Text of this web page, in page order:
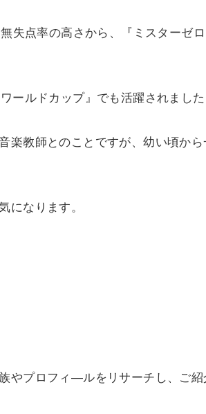
失点率の高さから、『ミスターゼ
ールドカップ』でも活躍されました
楽教師とのことですが、幼い頃か
になります。
やプロフィ―ルをリサーチし、ご紹